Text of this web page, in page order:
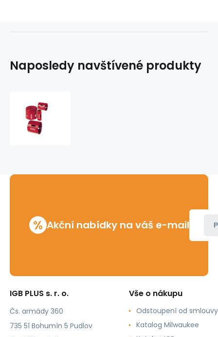
Naposledy navštívené produkty
% Akční nabídky na váš e-mail
IGB PLUS s. r. o.
Čs. armády 360
735 51 Bohumín 5 Pudlov
Vše o nákupu
Odstoupení od smlouvy
Katalog Milwaukee